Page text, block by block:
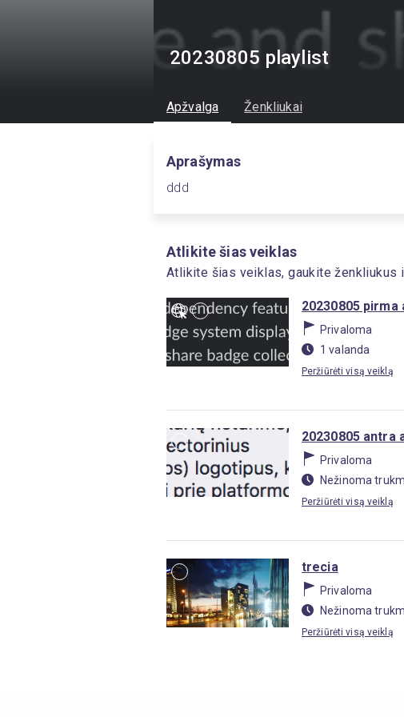
20230805 playlist
Apžvalga Ženkliukai
Aprašymas
ddd
Atlikite šias veiklas
Atlikite šias veiklas, gaukite ženkliukus
20230805
Privaloma
1 valanda
Peržiūrėti visą veiklą
20230805 antra
Privaloma
Nežinoma
Peržiūrėti visą veiklą
trecia
Privaloma
Nežinoma
Peržiūrėti visą veiklą